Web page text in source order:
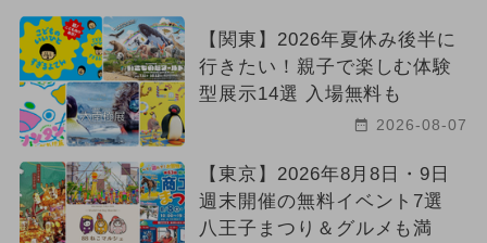
【関東】2026年夏休み後半に
行きたい！親子で楽しむ体験
型展示14選 入場無料も
2026-08-07
【東京】2026年8月8日・9日
週末開催の無料イベント7選
八王子まつり＆グルメも満